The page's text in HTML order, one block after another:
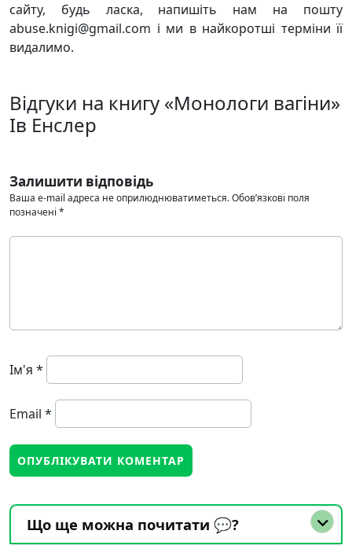
сайту, будь ласка, напишіть нам на пошту
abuse.knigi@gmail.com і ми в найкоротші терміни її
видалимо.
Відгуки на книгу «Монологи вагіни»
Ів Енслер
Залишити відповідь
Ваша e-mail адреса не оприлюднюватиметься.Обов’язкові поля
позначені *
Ім'я *
Email *
Що ще можна почитати 💬?